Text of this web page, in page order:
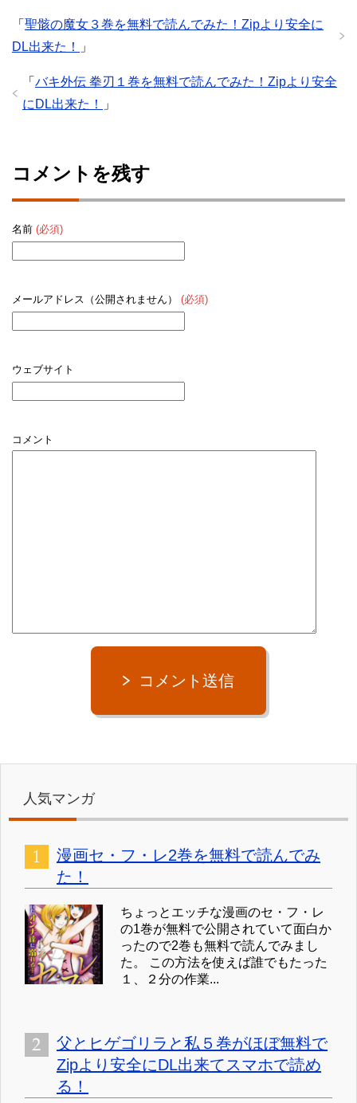
「 聖骸の魔女３巻を無料で読んでみた！Zipより安全に
DL出来た！
」
「 バキ外伝 拳刃１巻を無料で読んでみた！Zipより安全
にDL出来た！
」
コメントを残す
名前 (必須)
メールアドレス（公開されません） (必須)
ウェブサイト
コメント
コメント送信
人気マンガ
漫画セ・フ・レ2巻を無料で読んでみ
た！
ちょっとエッチな漫画のセ・フ・レ
の1巻が無料で公開されていて面白か
ったので2巻も無料で読んでみまし
た。 この方法を使えば誰でもたった
１、２分の作業...
父とヒゲゴリラと私５巻がほぼ無料で
Zipより安全にDL出来てスマホで読め
る！